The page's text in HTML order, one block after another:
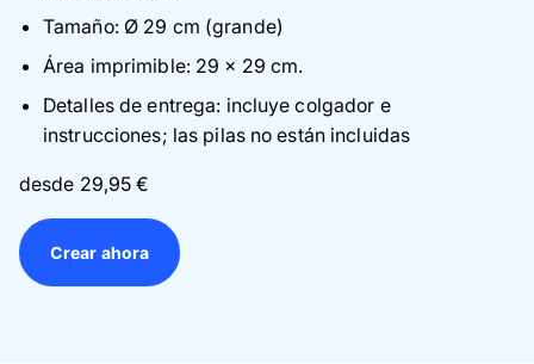
Tarjetas
Inspiración
Atención al cliente
Tamaño: Ø 29 cm (grande)
Área imprimible: 29 × 29 cm.
Detalles de entrega: incluye colgador e
instrucciones; las pilas no están incluidas
desde 29,95 €
Crear ahora